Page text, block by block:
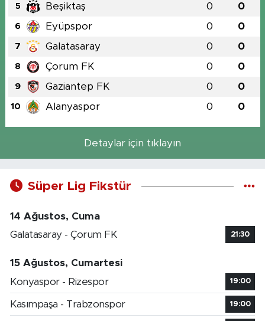
5 Beşiktaş 0 0
6 Eyüpspor 0 0
7 Galatasaray 0 0
8 Çorum FK 0 0
9 Gaziantep FK 0 0
10 Alanyaspor 0 0
Detaylar için tıklayın
Süper Lig Fikstür
14 Ağustos, Cuma
Galatasaray - Çorum FK
21:30
15 Ağustos, Cumartesi
Konyaspor - Rizespor
19:00
Kasımpaşa - Trabzonspor 19:00